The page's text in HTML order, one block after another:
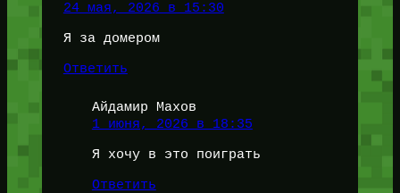
24 мая, 2026 в 15:30
Я за домером
Ответить
Айдамир Махов
1 июня, 2026 в 18:35
Я хочу в это поиграть
Ответить